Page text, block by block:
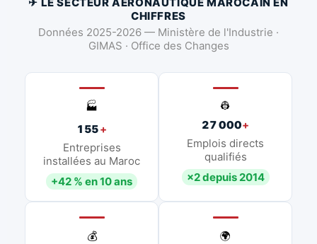
CHIFFRES
Données 2025-2026 — Ministère de l'Industrie ·
GIMAS · Office des Changes
🏭
155+
Entreprises
installées au Maroc
+42 % en 10 ans
👷
27 000+
Emplois directs
qualifiés
×2 depuis 2014
💰
🌍